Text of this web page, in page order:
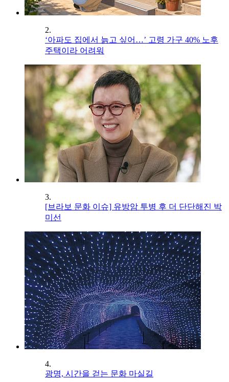
2.
‘아파도 집에서 늙고 싶어…’ 고령 가구 40% 노후
주택이라 어려워
3.
[브라보 문화 이슈] 유방암 투병 후 더 단단해진 박
미선
4.
광명, 시간을 걷는 문화 마실길